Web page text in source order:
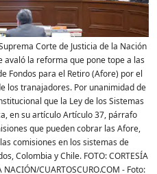
Corte de Justicia de la Nación
avaló la reforma que pone tope a las
Fondos para el Retiro (Afore) por el
los tranajadores. Por unanimidad de
que la Ley de los Sistemas
en su artículo Artículo 37, párrafo
que pueden cobrar las Afore,
comisiones en los sistemas de
Colombia y Chile. FOTO: CORTESÍA
NACIÓN/CUARTOSCURO.COM - Foto: